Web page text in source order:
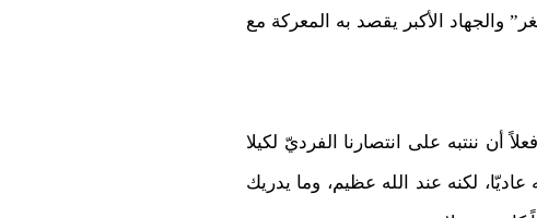
والجهاد الأكبر يقصد به المعركة مع
أن ننتبه على انتصارنا الفرديّ لكيلا
لكنه عند الله عظيم، وما يدريك